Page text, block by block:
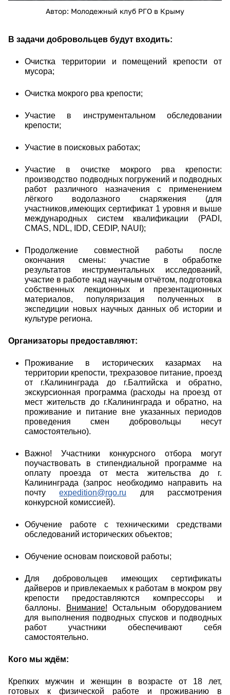
Автор: Молодежный клуб РГО в Крыму
В задачи добровольцев будут входить:
Очистка территории и помещений крепости от
мусора;
Очистка мокрого рва крепости;
Участие в инструментальном обследовании
крепости;
Участие в поисковых работах;
Участие в очистке мокрого рва крепости:
производство подводных погружений и подводных
работ различного назначения с применением
лёгкого водолазного снаряжения (для
участников,имеющих сертификат 1 уровня и выше
международных систем квалификации (PADI,
CMAS, NDL, IDD, CEDIP, NAUI);
Продолжение совместной работы после
окончания смены: участие в обработке
результатов инструментальных исследований,
участие в работе над научным отчётом, подготовка
собственных лекционных и презентационных
материалов, популяризация полученных в
экспедиции новых научных данных об истории и
культуре региона.
Организаторы предоставляют:
Проживание в исторических казармах на
территории крепости, трехразовое питание, проезд
от г.Калининграда до г.Балтийска и обратно,
экскурсионная программа (расходы на проезд от
мест жительств до г.Калининграда и обратно, на
проживание и питание вне указанных периодов
проведения смен добровольцы несут
самостоятельно).
Важно! Участники конкурсного отбора могут
поучаствовать в стипендиальной программе на
оплату проезда от места жительства до г.
Калининграда (запрос необходимо направить на
почтуexpedition@rgo.ru для рассмотрения
конкурсной комиссией).
Обучение работе с техническими средствами
обследований исторических объектов;
Обучение основам поисковой работы;
Для добровольцев имеющих сертификаты
дайверов и привлекаемых к работам в мокром рву
крепости предоставляются компрессоры и
баллоны.
Внимание! Остальным оборудованием
для выполнения подводных спусков и подводных
работ участники обеспечивают себя
самостоятельно.
Кого мы ждём:
Крепких мужчин и женщин в возрасте от 18 лет,
готовых к физической работе и проживанию в